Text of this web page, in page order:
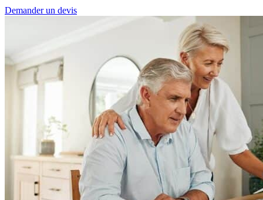
Demander un devis